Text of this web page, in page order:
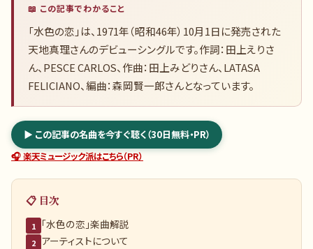
📖 この記事でわかること
「水色の恋」は、1971年（昭和46年）10月1日に発売された
天地真理さんのデビューシングルです。作詞：田上えりさ
ん、PESCE CARLOS、作曲：田上みどりさん、LATASA
FELICIANO、編曲：森岡賢一郎さんとなっています。
▶ この記事の名曲を今すぐ聴く（30日無料・PR）
🎧 楽天ミュージック派はこちら（PR）
📋 目次
1 「水色の恋」楽曲解説
2 アーティストについて